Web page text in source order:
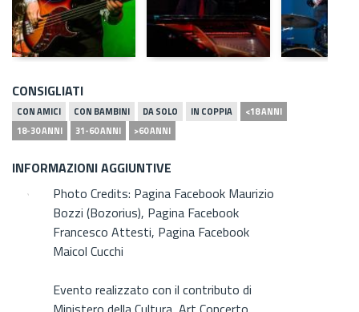
CONSIGLIATI
CON AMICI CON BAMBINI DA SOLO IN COPPIA
<18 ANNI
18-30 ANNI
31-60 ANNI >60 ANNI
INFORMAZIONI AGGIUNTIVE
Photo Credits: Pagina Facebook Maurizio
Bozzi (Bozorius), Pagina Facebook
Francesco Attesti, Pagina Facebook
Maicol Cucchi
Evento realizzato con il contributo di